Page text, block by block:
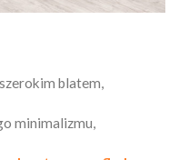
blatem,
minimalizmu,